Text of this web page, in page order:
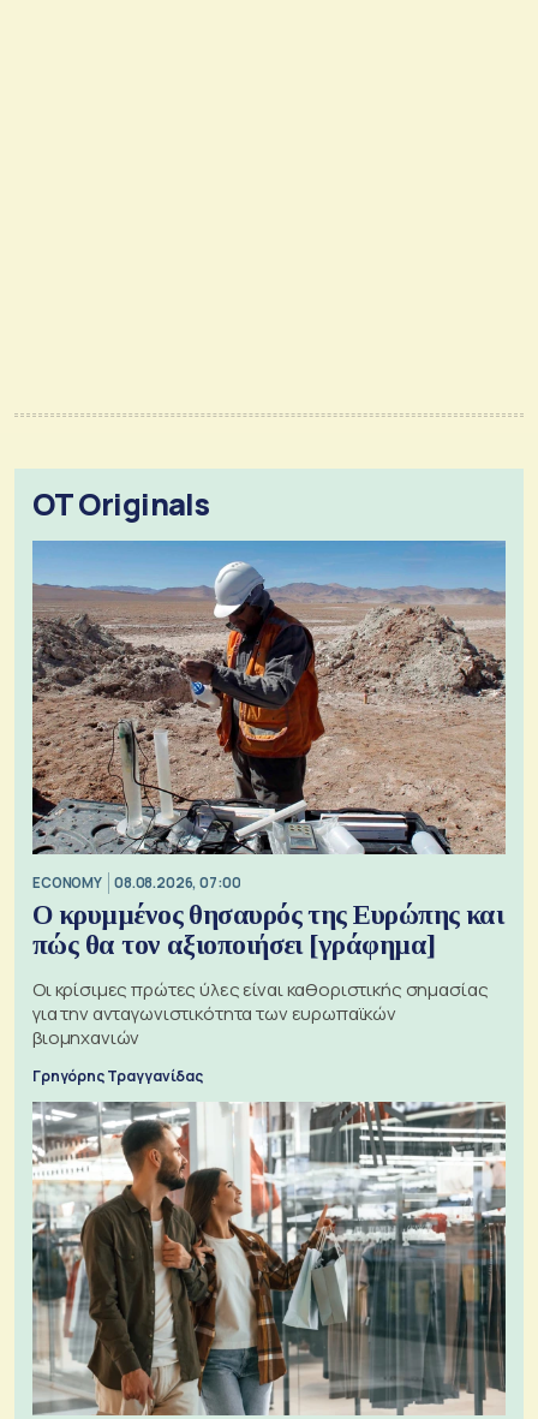
OT Originals
ECONOMY 08.08.2026, 07:00
Ο κρυμμένος θησαυρός της Ευρώπης και
πώς θα τον αξιοποιήσει [γράφημα]
Οι κρίσιμες πρώτες ύλες είναι καθοριστικής σημασίας
για την ανταγωνιστικότητα των ευρωπαϊκών
βιομηχανιών
Γρηγόρης Τραγγανίδας